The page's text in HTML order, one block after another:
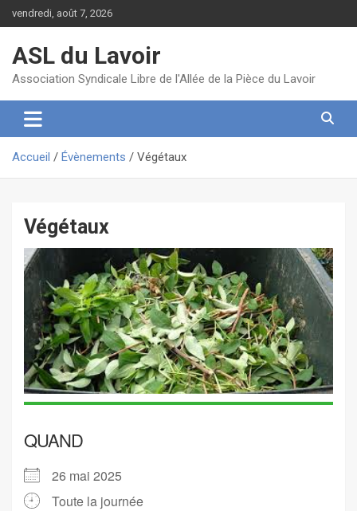
au
vendredi, août 7, 2026
ASL du Lavoir
Association Syndicale Libre de l'Allée de la Pièce du Lavoir
Accueil Évènements Végétaux
Végétaux
QUAND
26 mai 2025
Toute la journée